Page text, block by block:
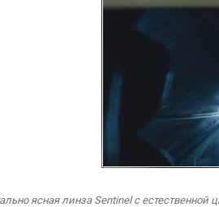
ясная линза Sentinel с
горелок производятся с